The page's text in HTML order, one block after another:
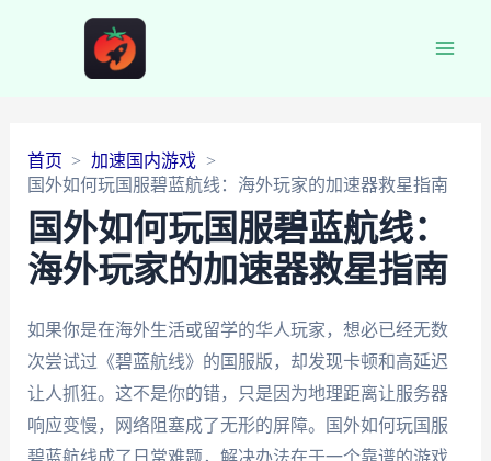
首页
加速国内游戏
国外如何玩国服碧蓝航线：海外玩家的加速器救星指南
国外如何玩国服碧蓝航线：
海外玩家的加速器救星指南
如果你是在海外生活或留学的华人玩家，想必已经无数
次尝试过《碧蓝航线》的国服版，却发现卡顿和高延迟
让人抓狂。这不是你的错，只是因为地理距离让服务器
响应变慢，网络阻塞成了无形的屏障。国外如何玩国服
碧蓝航线成了日常难题，解决办法在于一个靠谱的游戏